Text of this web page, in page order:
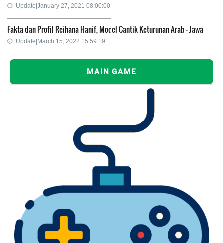
Update|January 27, 2021 08:00:00
Fakta dan Profil Reihana Hanif, Model Cantik Keturunan Arab - Jawa
Update|March 15, 2022 15:59:19
MAIN GAME